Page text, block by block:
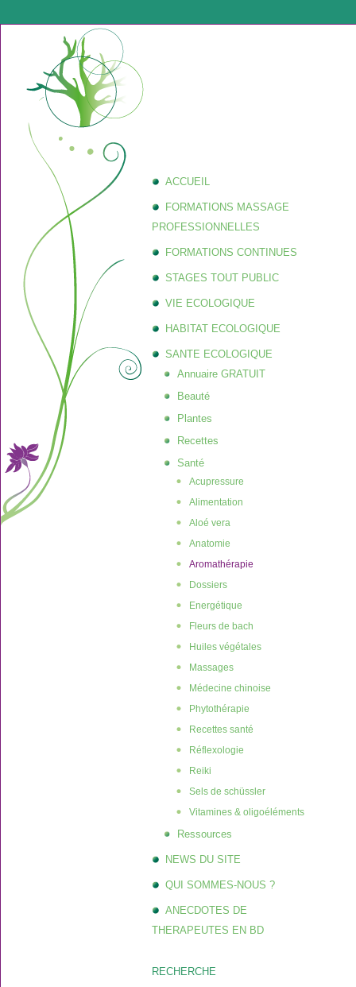
ACCUEIL
FORMATIONS MASSAGE
PROFESSIONNELLES
FORMATIONS CONTINUES
STAGES TOUT PUBLIC
VIE ECOLOGIQUE
HABITAT ECOLOGIQUE
SANTE ECOLOGIQUE
Annuaire GRATUIT
Beauté
Plantes
Recettes
Santé
Acupressure
Alimentation
Aloé vera
Anatomie
Aromathérapie
Dossiers
Energétique
Fleurs de bach
Huiles végétales
Massages
Médecine chinoise
Phytothérapie
Recettes santé
Réflexologie
Reiki
Sels de schüssler
Vitamines & oligoéléments
Ressources
NEWS DU SITE
QUI SOMMES-NOUS ?
ANECDOTES DE
THERAPEUTES EN BD
RECHERCHE